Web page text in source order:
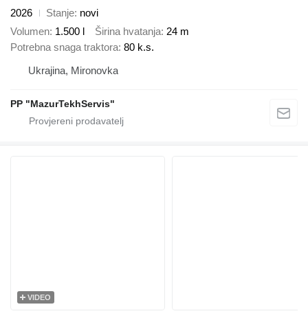
2026
Stanje novi
Volumen 1.500 l Širina hvatanja 24 m
Potrebna snaga traktora 80 k.s.
Ukrajina, Mironovka
PP "MazurTekhServis"
VIDEO